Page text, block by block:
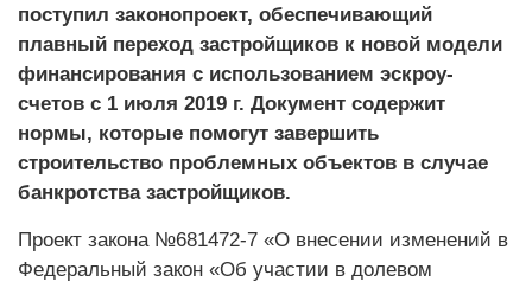
поступил законопроект, обеспечивающий
плавный переход застройщиков к новой модели
финансирования с использованием эскроу-
счетов с 1 июля 2019 г. Документ содержит
нормы, которые помогут завершить
строительство проблемных объектов в случае
банкротства застройщиков.
Проект закона №681472-7 «О внесении изменений в
Федеральный закон «Об участии в долевом